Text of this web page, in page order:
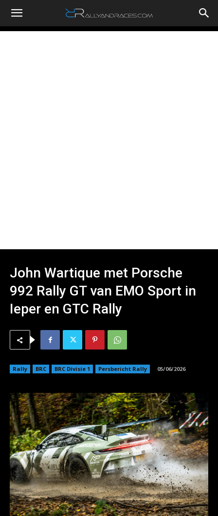
RallyandRaces.com
John Wartique met Porsche
992 Rally GT van EMO Sport in
Ieper en GTC Rally
Rally BRC BRC Divisie 1 Persbericht Rally 05/06/2026